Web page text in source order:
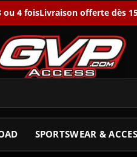
ou 4 foisLivraison offerte dès
SPORTSWEAR &